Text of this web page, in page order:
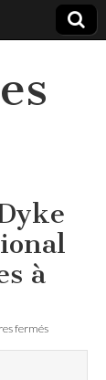
à
ferméssur